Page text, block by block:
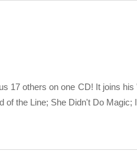
17 others on one CD! It joins
the Line; She Didn't Do Magic;